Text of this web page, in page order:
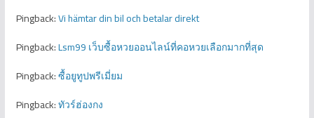
Pingback:Vi hämtar din bil och betalar direkt
Pingback:Lsm99 เว็บซื้อหวยออนไลน์ที่คอหวยเลือกมากที่สุด
Pingback:ซื้อยูทูปพรีเมี่ยม
Pingback:ทัวร์ฮ่องกง